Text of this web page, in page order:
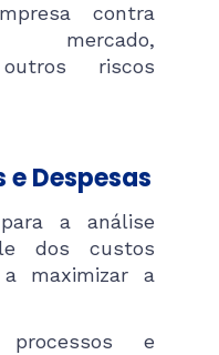
contra
mercado,
riscos
e Despesas
a análise
dos custos
a maximizar a
processos e